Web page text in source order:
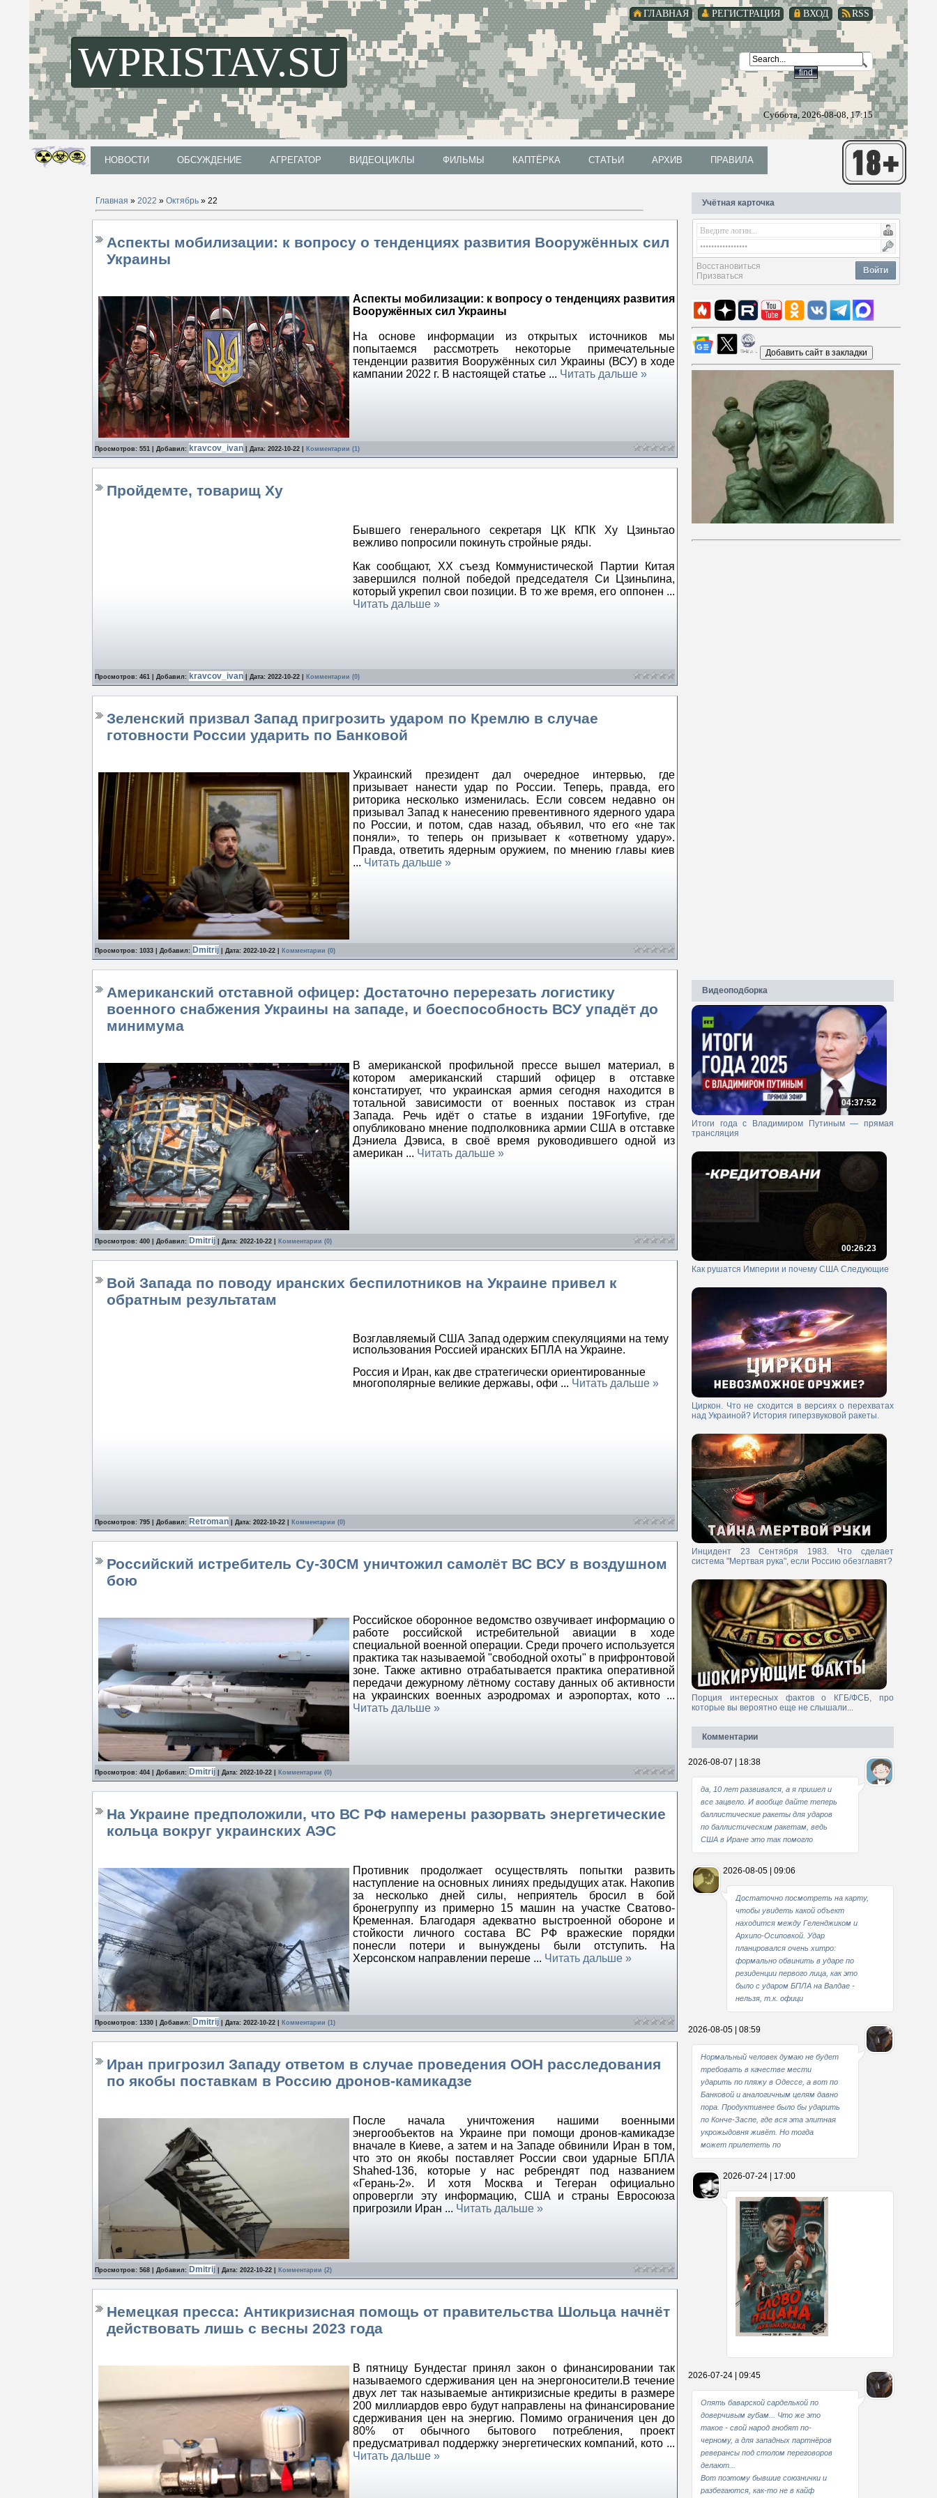
RSS
ВХОД
РЕГИСТРАЦИЯ
ГЛАВНАЯ
WPRISTAV.SU
Суббота, 2026-08-08, 17:15
НОВОСТИ ОБСУЖДЕНИЕ АГРЕГАТОР ВИДЕОЦИКЛЫ ФИЛЬМЫ КАПТЁРКА СТАТЬИ АРХИВ ПРАВИЛА
Главная » 2022 » Октябрь » 22
Аспекты мобилизации: к вопросу о тенденциях развития Вооружённых сил
Украины
Аспекты мобилизации: к вопросу о тенденциях развития
Вооружённых сил Украины
На основе информации из открытых источников мы
попытаемся рассмотреть некоторые примечательные
тенденции развития Вооружённых сил Украины (ВСУ) в ходе
кампании 2022 г. В настоящей статье ... Читать дальше »
Просмотров: 551 | Добавил: kravcov_ivan | Дата: 2022-10-22 Комментарии (1)
Пройдемте, товарищ Ху
Бывшего генерального секретаря ЦК КПК Ху Цзиньтао
вежливо попросили покинуть стройные ряды.
Как сообщают, XX съезд Коммунистической Партии Китая
завершился полной победой председателя Си Цзиньпина,
который укрепил свои позиции. В то же время, его оппонен ...
Читать дальше »
Просмотров: 461 | Добавил: kravcov_ivan | Дата: 2022-10-22 Комментарии (0)
Зеленский призвал Запад пригрозить ударом по Кремлю в случае
готовности России ударить по Банковой
Украинский президент дал очередное интервью, где
призывает нанести удар по России. Теперь, правда, его
риторика несколько изменилась. Если совсем недавно он
призывал Запад к нанесению превентивного ядерного удара
по России, и потом, сдав назад, объявил, что его «не так
поняли», то теперь он призывает к «ответному удару».
Правда, ответить ядерным оружием, по мнению главы киев
... Читать дальше »
Просмотров: 1033 | Добавил: Dmitrij | Дата: 2022-10-22 Комментарии (0)
Американский отставной офицер: Достаточно перерезать логистику
военного снабжения Украины на западе, и боеспособность ВСУ упадёт до
минимума
В американской профильной прессе вышел материал, в
котором американский старший офицер в отставке
констатирует, что украинская армия сегодня находится в
тотальной зависимости от военных поставок из стран
Запада. Речь идёт о статье в издании 19Fortyfive, где
опубликовано мнение подполковника армии США в отставке
Дэниела Дэвиса, в своё время руководившего одной из
американ ... Читать дальше »
Просмотров: 400 | Добавил: Dmitrij | Дата: 2022-10-22 Комментарии (0)
Вой Запада по поводу иранских беспилотников на Украине привел к
обратным результатам
Возглавляемый США Запад одержим спекуляциями на тему
использования Россией иранских БПЛА на Украине.
Россия и Иран, как две стратегически ориентированные
многополярные великие державы, офи ... Читать дальше »
Просмотров: 795 | Добавил: Retroman | Дата: 2022-10-22 Комментарии (0)
Российский истребитель Су-30СМ уничтожил самолёт ВС ВСУ в воздушном
бою
Российское оборонное ведомство озвучивает информацию о
работе российской истребительной авиации в ходе
специальной военной операции. Среди прочего используется
практика так называемой "свободной охоты" в прифронтовой
зоне. Также активно отрабатывается практика оперативной
передачи дежурному лётному составу данных об активности
на украинских военных аэродромах и аэропортах, кото ...
Читать дальше »
Просмотров: 404 | Добавил: Dmitrij | Дата: 2022-10-22 Комментарии (0)
На Украине предположили, что ВС РФ намерены разорвать энергетические
кольца вокруг украинских АЭС
Противник продолжает осуществлять попытки развить
наступление на основных линиях предыдущих атак. Накопив
за несколько дней силы, неприятель бросил в бой
бронегруппу из примерно 15 машин на участке Сватово-
Кременная. Благодаря адекватно выстроенной обороне и
стойкости личного состава ВС РФ вражеские порядки
понесли потери и вынуждены были отступить. На
Херсонском направлении переше ... Читать дальше »
Просмотров: 1330 | Добавил: Dmitrij | Дата: 2022-10-22 Комментарии (1)
Иран пригрозил Западу ответом в случае проведения ООН расследования
по якобы поставкам в Россию дронов-камикадзе
После начала уничтожения нашими военными
энергообъектов на Украине при помощи дронов-камикадзе
вначале в Киеве, а затем и на Западе обвинили Иран в том,
что это он якобы поставляет России свои ударные БПЛА
Shahed-136, которые у нас ребрендят под названием
«Герань-2». И хотя Москва и Тегеран официально
опровергли эту информацию, США и страны Евросоюза
пригрозили Иран ... Читать дальше »
Просмотров: 568 | Добавил: Dmitrij | Дата: 2022-10-22 Комментарии (2)
Немецкая пресса: Антикризисная помощь от правительства Шольца начнёт
действовать лишь с весны 2023 года
В пятницу Бундестаг принял закон о финансировании так
называемого сдерживания цен на энергоносители.В течение
двух лет так называемые антикризисные кредиты в размере
200 миллиардов евро будут направлены на финансирование
сдерживания цен на энергию. Помимо ограничения цен до
80% от обычного бытового потребления, проект
предусматривал поддержку энергетических компаний, кото ...
Читать дальше »
Учётная карточка
Войти
Восстановиться
Призваться
Видеоподборка
04:37:52
Итоги года с Владимиром Путиным — прямая
трансляция
00:26:23
Как рушатся Империи и почему США Следующие
Циркон. Что не сходится в версиях о перехватах
над Украиной? История гиперзвуковой ракеты.
Инцидент 23 Сентября 1983. Что сделает
система "Мертвая рука", если Россию обезглавят?
Порция интересных фактов о КГБ/ФСБ, про
которые вы вероятно еще не слышали...
Комментарии
2026-08-07 | 18:38
да, 10 лет развивался, а я пришел и
все зацвело. И вообще дайте теперь
баллистические ракеты для ударов
по баллистическим ракетам, ведь
США в Иране это так помогло
2026-08-05 | 09:06
Достаточно посмотреть на карту,
чтобы увидеть какой объект
находится между Геленджиком и
Архипо-Осиповкой. Удар
планировался очень хитро:
формально обвинить в ударе по
резиденции первого лица, как это
было с ударом БПЛА на Валдае -
нельзя, т.к. офици
2026-08-05 | 08:59
Нормальный человек думаю не будет
требовать в качестве мести
ударить по пляжу в Одессе, а вот по
Банковой и аналогичным целям давно
пора. Продуктивнее было бы ударить
по Конче-Заспе, где вся эта элитная
укрожыдовня живёт. Но тогда
может прилететь по
2026-07-24 | 17:00
2026-07-24 | 09:45
Опять баварской сарделькой по
доверчивым губам... Что же это
такое - свой народ гнобят по-
черному, а для западных партнёров
реверансы под столом переговоров
делают...
Вот поэтому бывшие союзнички и
разбегаются, как-то не в кайф